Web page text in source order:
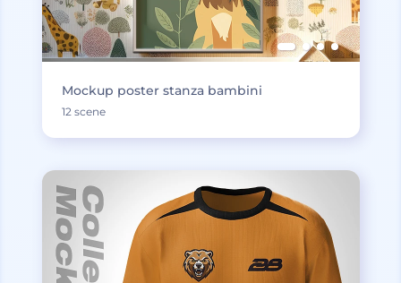
Mockup poster stanza bambini
12 scene